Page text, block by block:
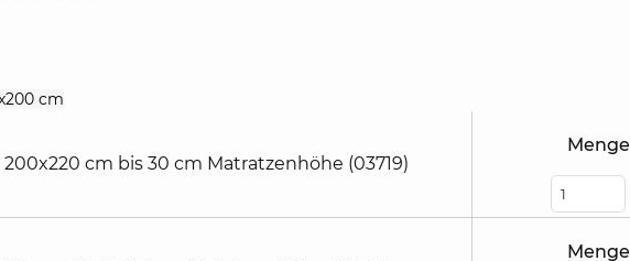
cm
contents
cm bis 30 cm Matratzenhöhe (03719)
Menge
Menge